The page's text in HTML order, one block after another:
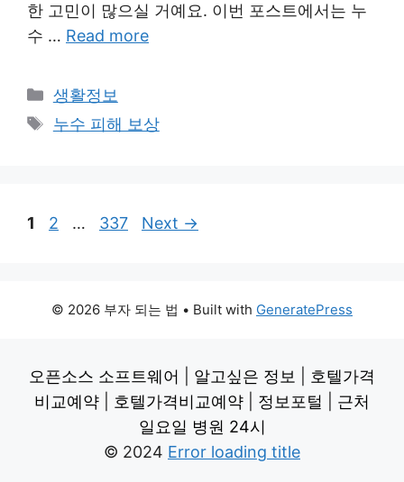
한 고민이 많으실 거예요. 이번 포스트에서는 누
수 … Read more
Categories
생활정보
Tags
누수 피해 보상
Page
1 Page
2 … Page
337 Next →
© 2026 부자 되는 법 • Built with GeneratePress
오픈소스 소프트웨어 알고싶은 정보
호텔가격
비교예약
호텔가격비교예약 정보포털
근처
일요일 병원 24시
© 2024 Error loading title